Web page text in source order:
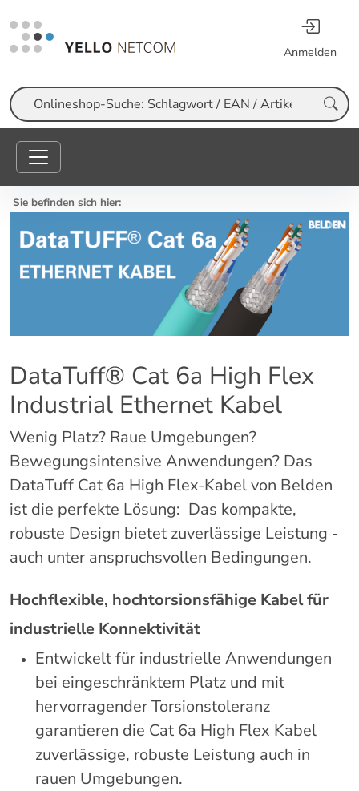
Anmelden
Suche
Sie befinden sich hier:
DataTuff® Cat 6a High Flex
Industrial Ethernet Kabel
Wenig Platz? Raue Umgebungen?
Bewegungsintensive Anwendungen? Das
DataTuff Cat 6a High Flex-Kabel von Belden
ist die perfekte Lösung: Das kompakte,
robuste Design bietet zuverlässige Leistung -
auch unter anspruchsvollen Bedingungen.
Hochflexible, hochtorsionsfähige Kabel für
industrielle Konnektivität
Entwickelt für industrielle Anwendungen
bei eingeschränktem Platz und mit
hervorragender Torsionstoleranz
garantieren die Cat 6a High Flex Kabel
zuverlässige, robuste Leistung auch in
rauen Umgebungen.